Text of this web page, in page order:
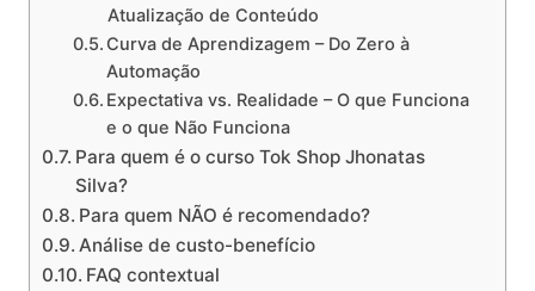
Atualização de Conteúdo
Curva de Aprendizagem – Do Zero à
Automação
Expectativa vs. Realidade – O que Funciona
e o que Não Funciona
Para quem é o curso Tok Shop Jhonatas
Silva?
Para quem NÃO é recomendado?
Análise de custo-benefício
FAQ contextual